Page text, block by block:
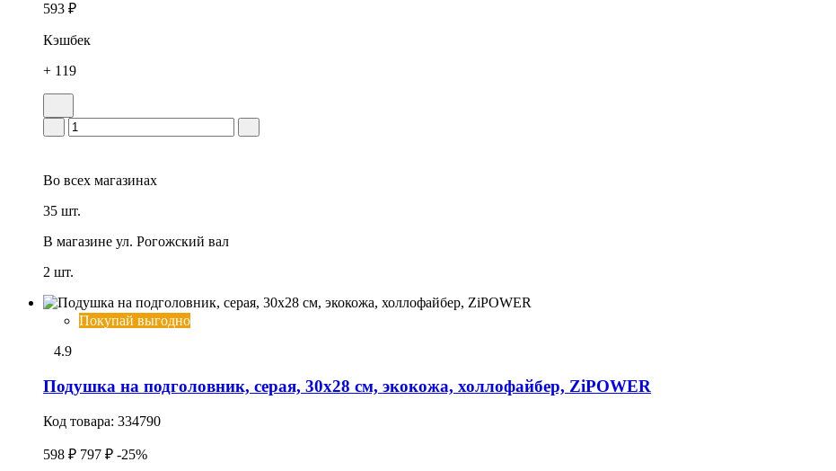
593 ₽
Кэшбек
+ 119
Во всех магазинах
35 шт.
В магазине ул. Рогожский вал
2 шт.
Покупай выгодно
4.9
Подушка на подголовник, серая, 30x28 см, экокожа, холлофайбер, ZiPOWER
Код товара: 334790
598 ₽ 797 ₽ -25%